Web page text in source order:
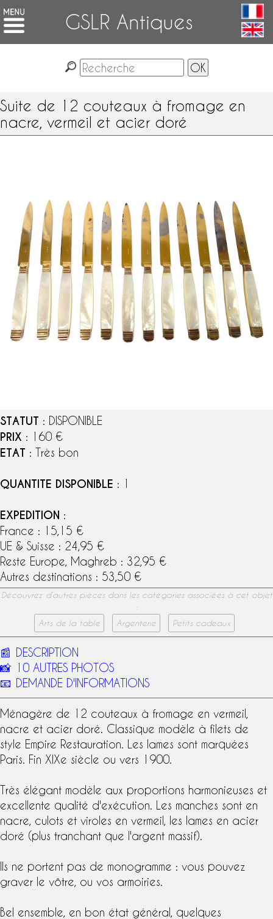
GSLR Antiques
Suite de 12 couteaux à fromage en
nacre, vermeil et acier doré
STATUT : DISPONIBLE
PRIX : 160 €
ETAT : Très bon
QUANTITE DISPONIBLE : 1
EXPEDITION :
France : 15,15 €
UE & Suisse : 24,95 €
Reste Europe, Maghreb : 32,95 €
Autres destinations : 53,50 €
Découvrez d’autres pièces dans les catégories associées à cet objet
:
Arts de la table
Argenterie Petits cadeaux
📰 DESCRIPTION
📸 10 AUTRES PHOTOS
📧 DEMANDE D'INFORMATIONS
Ménagère de 12 couteaux à fromage en vermeil
nacre et acier doré. Classique modèle à filets de
style Empire Restauration. Les lames sont marquées
Paris. Fin XIXe siècle ou vers 1900.
Très élégant modèle aux proportions harmonieuses et
excellente qualité d'exécution. Les manches sont en
nacre , culots et viroles en vermeil
, les lames en acier
doré (plus tranchant que l'argent massif).
Ils ne portent pas de monogramme : vous pouvez
graver le vôtre, ou vos armoiries.
Bel ensemble, en bon état général, quelques